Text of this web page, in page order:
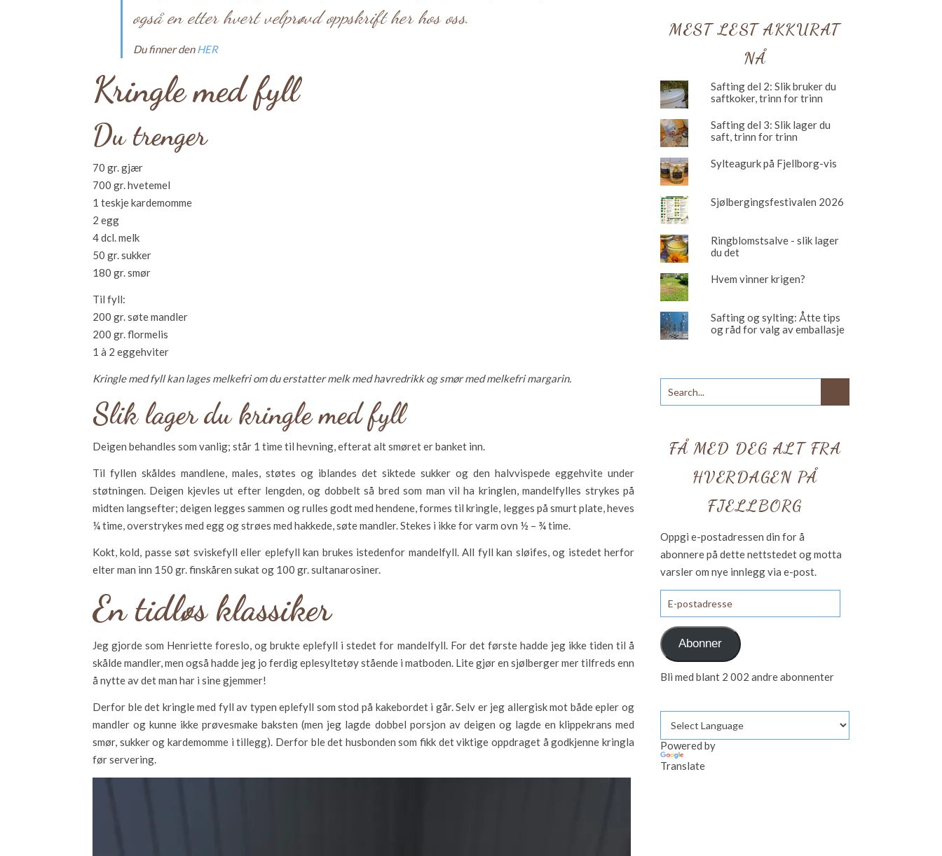
også en etter hvert velprøvd oppskrift her hos oss.
Du finner denHER
Kringle med fyll
Du trenger
70 gr. gjær
700 gr. hvetemel
1 teskje kardemomme
2 egg
4 dcl. melk
50 gr. sukker
180 gr. smør
Til fyll:
200 gr. søte mandler
200 gr. flormelis
1 à 2 eggehviter
Kringle med fyll kan lages melkefri om du erstatter melk med havredrikk og smør med melkefri margarin.
Slik lager du kringle med fyll
Deigen behandles som vanlig; står 1 time til hevning, efterat alt smøret er banket inn.
Til fyllen skåldes mandlene, males, støtes og iblandes det siktede sukker og den halvvispede eggehvite under
støtningen. Deigen kjevles ut efter lengden, og dobbelt så bred som man vil ha kringlen, mandelfylles strykes på
midten langsefter; deigen legges sammen og rulles godt med hendene, formes til kringle, legges på smurt plate, heves
¼ time, overstrykes med egg og strøes med hakkede, søte mandler. Stekes i ikke for varm ovn ½ – ¾ time.
Kokt, kold, passe søt sviskefyll eller eplefyll kan brukes istedenfor mandelfyll. All fyll kan sløifes, og istedet herfor
elter man inn 150 gr. finskåren sukat og 100 gr. sultanarosiner.
En tidløs klassiker
Jeg gjorde som Henriette foreslo, og brukte eplefyll i stedet for mandelfyll. For det første hadde jeg ikke tiden til å
skålde mandler, men også hadde jeg jo ferdig eplesyltetøy stående i matboden. Lite gjør en sjølberger mer tilfreds enn
å nytte av det man har i sine gjemmer!
Derfor ble det kringle med fyll av typen eplefyll som stod på kakebordet i går. Selv er jeg allergisk mot både epler og
mandler og kunne ikke prøvesmake baksten (men jeg lagde dobbel porsjon av deigen og lagde en klippekrans med
smør, sukker og kardemomme i tillegg). Derfor ble det husbonden som fikk det viktige oppdraget å godkjenne kringla
før servering.
MEST LEST AKKURAT
NÅ
Safting del 2: Slik bruker du
saftkoker, trinn for trinn
Safting del 3: Slik lager du
saft, trinn for trinn
Sylteagurk på Fjellborg-vis
Sjølbergingsfestivalen 2026
Ringblomstsalve - slik lager
du det
Hvem vinner krigen?
Safting og sylting: Åtte tips
og råd for valg av emballasje
FÅ MED DEG ALT FRA
HVERDAGEN PÅ
FJELLBORG
Oppgi e-postadressen din for å
abonnere på dette nettstedet og motta
varsler om nye innlegg via e-post.
E-postadresse
Abonner
Bli med blant 2 002 andre abonnenter
Powered by
Translate